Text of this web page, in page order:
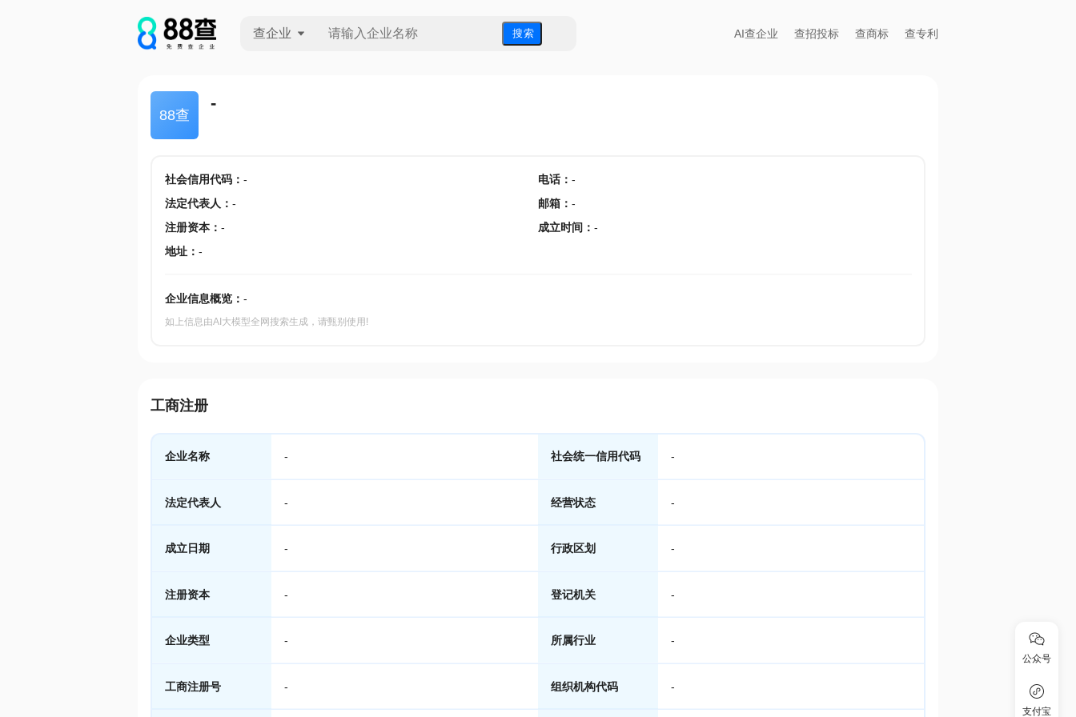
查企业 搜 索 AI查企业 查招投标 查商标 查专利
88查
-
社会信用代码： - 电话： -
法定代表人 ： - 邮箱 ： -
注册资本： - 成立时间 ： -
地址： -
企业信息概览： -
如上信息由AI大模型全网搜索生成，请甄别使用!
工商注册
企业名称 - 社会统一信用代码 -
法定代表人 - 经营状态 -
成立日期 - 行政区划 -
注册资本 - 登记机关 -
企业类型 - 所属行业 -
工商注册号 - 组织机构代码 -
公众号
支付宝